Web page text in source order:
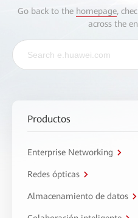
Go back to the homepage,
across the
Productos
Enterprise Networking
Redes ópticas
Almacenamiento de datos